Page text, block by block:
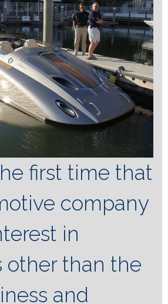
first time that
company
in
other than the
and